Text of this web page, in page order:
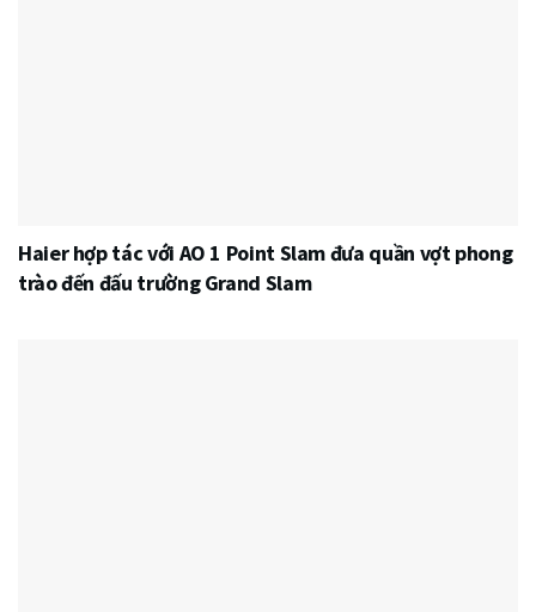
Haier hợp tác với AO 1 Point Slam đưa quần vợt phong
trào đến đấu trường Grand Slam